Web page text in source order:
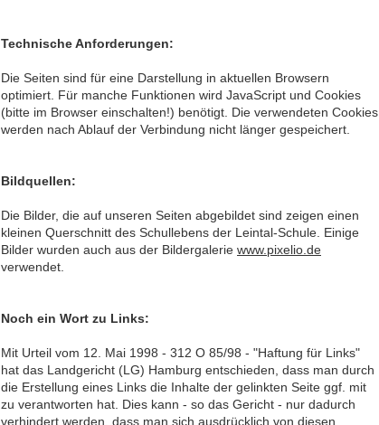
Technische Anforderungen:
Die Seiten sind für eine Darstellung in aktuellen Browsern
optimiert. Für manche Funktionen wird JavaScript und Cookies
(bitte im Browser einschalten!) benötigt. Die verwendeten Cookies
werden nach Ablauf der Verbindung nicht länger gespeichert.
Bildquellen:
Die Bilder, die auf unseren Seiten abgebildet sind zeigen einen
kleinen Querschnitt des Schullebens der Leintal-Schule. Einige
Bilder wurden auch aus der Bildergalerie www.pixelio.de
verwendet.
Noch ein Wort zu Links:
Mit Urteil vom 12. Mai 1998 - 312 O 85/98 - "Haftung für Links"
hat das Landgericht (LG) Hamburg entschieden, dass man durch
die Erstellung eines Links die Inhalte der gelinkten Seite ggf. mit
zu verantworten hat. Dies kann - so das Gericht - nur dadurch
verhindert werden, dass man sich ausdrücklich von diesen